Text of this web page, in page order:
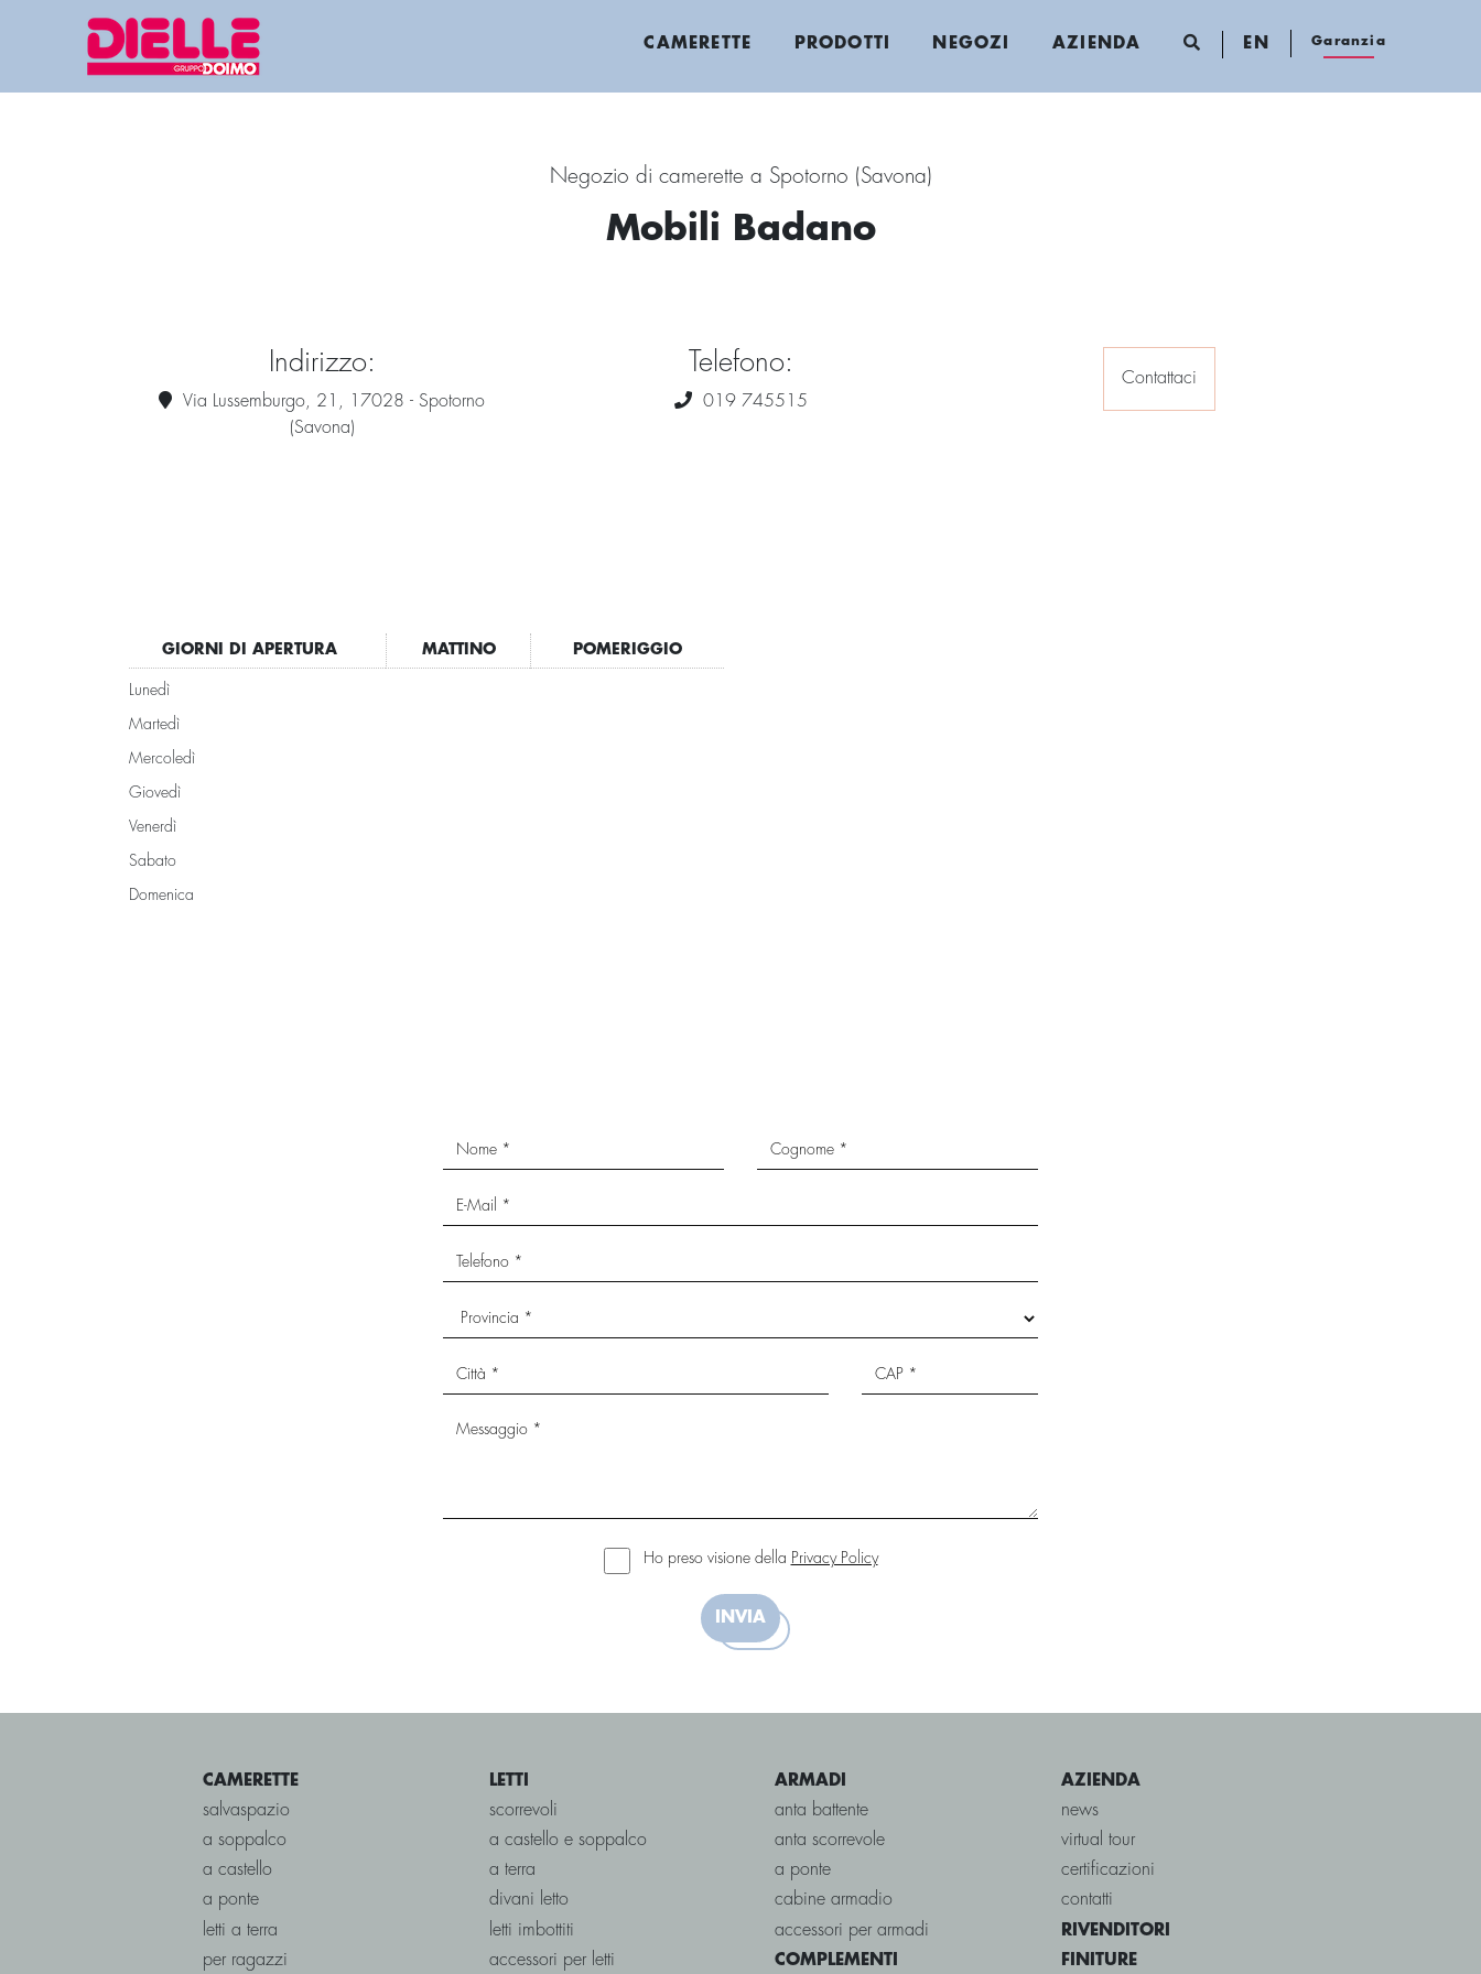
CAMERETTE PRODOTTI NEGOZI AZIENDA EN Garanzia
Negozio di camerette a Spotorno (Savona)
Mobili Badano
Indirizzo:
Via Lussemburgo, 21, 17028 - Spotorno
(Savona)
Telefono:
019 745515
Contattaci
GIORNI DI APERTURA MATTINO POMERIGGIO
Lunedì
Martedì
Mercoledì
Giovedì
Venerdì
Sabato
Domenica
Ho preso visione della Privacy Policy
INVIA
CAMERETTE
salvaspazio
a soppalco
a castello
a ponte
letti a terra
per ragazzi
LETTI
scorrevoli
a castello e soppalco
a terra
divani letto
letti imbottiti
accessori per letti
ARMADI
anta battente
anta scorrevole
a ponte
cabine armadio
accessori per armadi
COMPLEMENTI
AZIENDA
news
virtual tour
certificazioni
contatti
RIVENDITORI
FINITURE